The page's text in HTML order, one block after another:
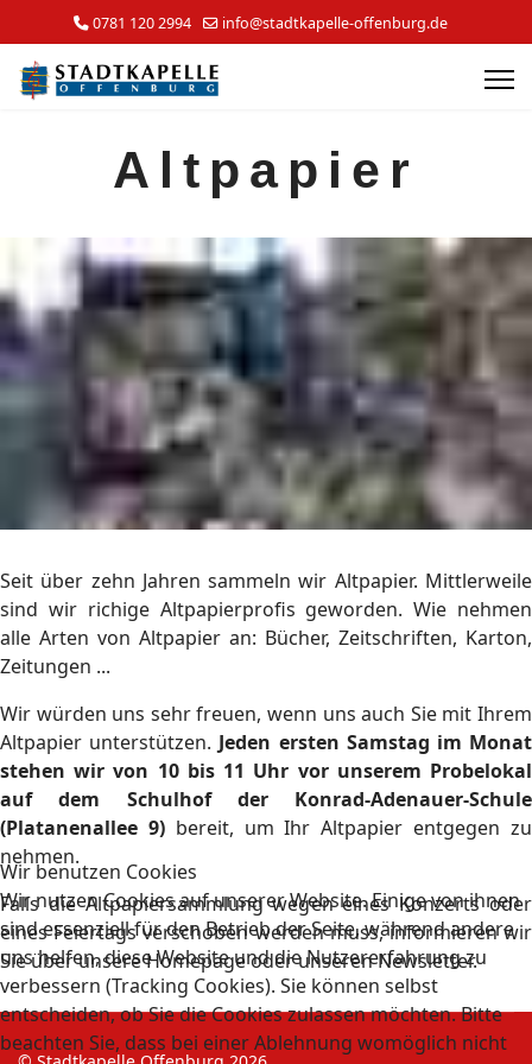
0781 120 2994 info@stadtkapelle-offenburg.de
Altpapier
Seit über zehn Jahren sammeln wir Altpapier. Mittlerweile
sind wir richige Altpapierprofis geworden. Wie nehmen
alle Arten von Altpapier an: Bücher, Zeitschriften, Karton,
Zeitungen ...
Wir würden uns sehr freuen, wenn uns auch Sie mit Ihrem
Altpapier unterstützen. Jeden ersten Samstag im Monat
stehen wir von 10 bis 11 Uhr vor unserem Probelokal
auf dem Schulhof der Konrad-Adenauer-Schule
(Platanenallee 9)bereit, um Ihr Altpapier entgegen zu
nehmen.
Falls die Altpapiersammlung wegen eines Konzerts oder
eines Feiertags verschoben werden muss, informieren wir
Sie über unsere Homepage oder unseren Newsletter.
Wir benutzen Cookies
Wir nutzen Cookies auf unserer Website. Einige von ihnen
sind essenziell für den Betrieb der Seite, während andere
uns helfen, diese Website und die Nutzererfahrung zu
verbessern (Tracking Cookies). Sie können selbst
entscheiden, ob Sie die Cookies zulassen möchten. Bitte
beachten Sie, dass bei einer Ablehnung womöglich nicht